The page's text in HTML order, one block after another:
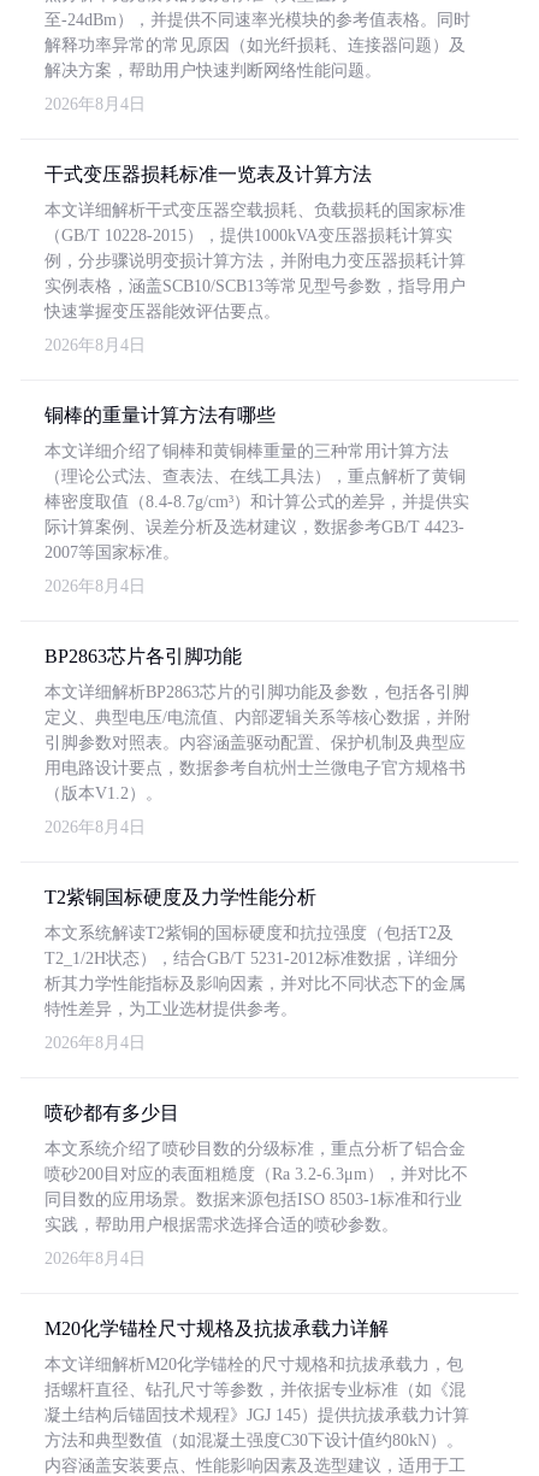
至-24dBm），并提供不同速率光模块的参考值表格。同时
解释功率异常的常见原因（如光纤损耗、连接器问题）及
解决方案，帮助用户快速判断网络性能问题。
2026年8月4日
干式变压器损耗标准一览表及计算方法
本文详细解析干式变压器空载损耗、负载损耗的国家标准
（GB/T 10228-2015），提供1000kVA变压器损耗计算实
例，分步骤说明变损计算方法，并附电力变压器损耗计算
实例表格，涵盖SCB10/SCB13等常见型号参数，指导用户
快速掌握变压器能效评估要点。
2026年8月4日
铜棒的重量计算方法有哪些
本文详细介绍了铜棒和黄铜棒重量的三种常用计算方法
（理论公式法、查表法、在线工具法），重点解析了黄铜
棒密度取值（8.4-8.7g/cm³）和计算公式的差异，并提供实
际计算案例、误差分析及选材建议，数据参考GB/T 4423-
2007等国家标准。
2026年8月4日
BP2863芯片各引脚功能
本文详细解析BP2863芯片的引脚功能及参数，包括各引脚
定义、典型电压/电流值、内部逻辑关系等核心数据，并附
引脚参数对照表。内容涵盖驱动配置、保护机制及典型应
用电路设计要点，数据参考自杭州士兰微电子官方规格书
（版本V1.2）。
2026年8月4日
T2紫铜国标硬度及力学性能分析
本文系统解读T2紫铜的国标硬度和抗拉强度（包括T2及
T2_1/2H状态），结合GB/T 5231-2012标准数据，详细分
析其力学性能指标及影响因素，并对比不同状态下的金属
特性差异，为工业选材提供参考。
2026年8月4日
喷砂都有多少目
本文系统介绍了喷砂目数的分级标准，重点分析了铝合金
喷砂200目对应的表面粗糙度（Ra 3.2-6.3μm），并对比不
同目数的应用场景。数据来源包括ISO 8503-1标准和行业
实践，帮助用户根据需求选择合适的喷砂参数。
2026年8月4日
M20化学锚栓尺寸规格及抗拔承载力详解
本文详细解析M20化学锚栓的尺寸规格和抗拔承载力，包
括螺杆直径、钻孔尺寸等参数，并依据专业标准（如《混
凝土结构后锚固技术规程》JGJ 145）提供抗拔承载力计算
方法和典型数值（如混凝土强度C30下设计值约80kN）。
内容涵盖安装要点、性能影响因素及选型建议，适用于工